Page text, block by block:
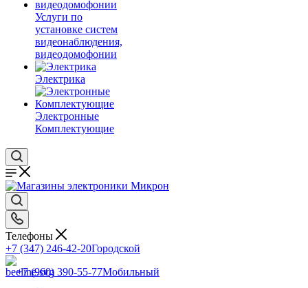
Услуги по
установке систем
видеонаблюдения,
видеодомофонии
Электрика
Электронные
Комплектующие
Телефоны
+7 (347) 246-42-20Городской
+7 (960) 390-55-77Мобильный